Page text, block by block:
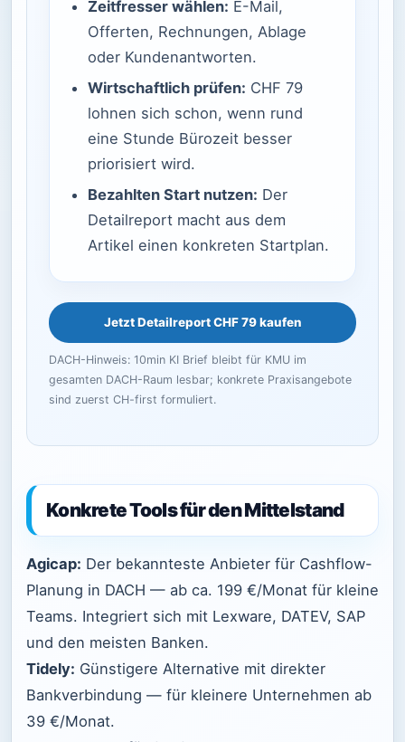
Zeitfresser wählen: E-Mail,
Offerten, Rechnungen, Ablage
oder Kundenantworten.
Wirtschaftlich prüfen: CHF 79
lohnen sich schon, wenn rund
eine Stunde Bürozeit besser
priorisiert wird.
Bezahlten Start nutzen: Der
Detailreport macht aus dem
Artikel einen konkreten Startplan.
Jetzt Detailreport CHF 79 kaufen
DACH-Hinweis: 10min KI Brief bleibt für KMU im
gesamten DACH-Raum lesbar; konkrete Praxisangebote
sind zuerst CH-first formuliert.
Konkrete Tools für den Mittelstand
Agicap: Der bekannteste Anbieter für Cashflow-
Planung in DACH — ab ca. 199 €/Monat für kleine
Teams. Integriert sich mit Lexware, DATEV, SAP
und den meisten Banken.
Tidely: Günstigere Alternative mit direkter
Bankverbindung — für kleinere Unternehmen ab
39 €/Monat.